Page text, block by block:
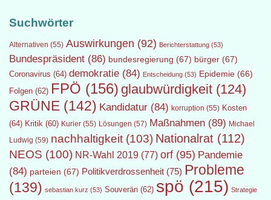
Suchwörter
Alternativen (55) Auswirkungen (92) Berichterstattung (53)
Bundespräsident (86) bundesregierung (67) bürger (67)
Coronavirus (64) demokratie (84) Entscheidung (53) Epidemie (66)
Folgen (62) FPÖ (156) glaubwürdigkeit (124)
GRÜNE (142) Kandidatur (84) korruption (55) Kosten
(64) Kritik (60) Kurier (55) Lösungen (57) Maßnahmen (89) Michael
Ludwig (59) nachhaltigkeit (103) Nationalrat (112)
NEOS (100) NR-Wahl 2019 (77) orf (95) Pandemie
(84) parteien (67) Politikverdrossenheit (75) Probleme
(139) sebastian kurz (53) Souverän (62) spö (215) Strategie